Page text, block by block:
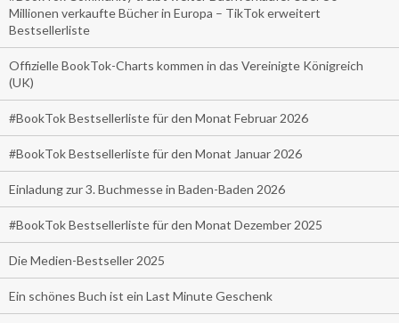
Millionen verkaufte Bücher in Europa – TikTok erweitert
Bestsellerliste
Offizielle BookTok-Charts kommen in das Vereinigte Königreich
(UK)
#BookTok Bestsellerliste für den Monat Februar 2026
#BookTok Bestsellerliste für den Monat Januar 2026
Einladung zur 3. Buchmesse in Baden-Baden 2026
#BookTok Bestsellerliste für den Monat Dezember 2025
Die Medien-Bestseller 2025
Ein schönes Buch ist ein Last Minute Geschenk